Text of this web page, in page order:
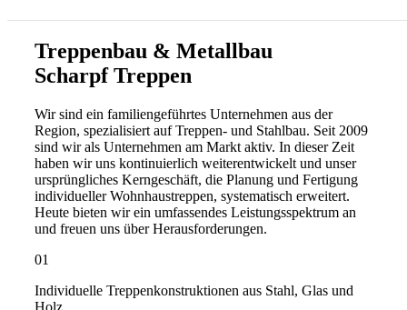
Treppenbau & Metallbau
Scharpf Treppen
Wir sind ein familiengeführtes Unternehmen aus der
Region, spezialisiert auf Treppen- und Stahlbau. Seit 2009
sind wir als Unternehmen am Markt aktiv. In dieser Zeit
haben wir uns kontinuierlich weiterentwickelt und unser
ursprüngliches Kerngeschäft, die Planung und Fertigung
individueller Wohnhaustreppen, systematisch erweitert.
Heute bieten wir ein umfassendes Leistungsspektrum an
und freuen uns über Herausforderungen.
01
Individuelle Treppenkonstruktionen aus Stahl, Glas und
Holz